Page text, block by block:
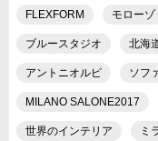
FLEXFORM モローゾ
ブルースタジオ 北海
アントニオルピ ソフ
MILANO SALONE2017
世界のインテリア ミ